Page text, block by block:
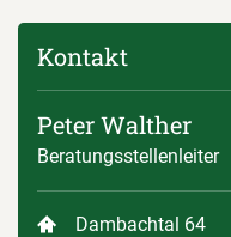
Kontakt
Peter Walther
Beratungsstellenleiter
Dambachtal 64